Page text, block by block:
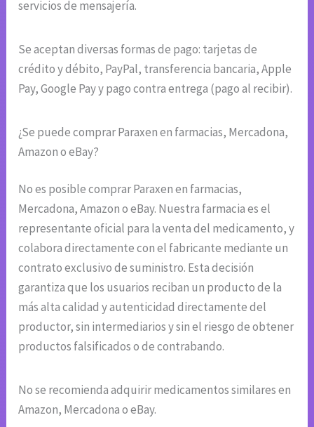
servicios de mensajería.
Se aceptan diversas formas de pago: tarjetas de
crédito y débito, PayPal, transferencia bancaria, Apple
Pay, Google Pay y pago contra entrega (pago al recibir).
¿Se puede comprar Paraxen en farmacias, Mercadona,
Amazon o eBay?
No es posible comprar Paraxen en farmacias,
Mercadona, Amazon o eBay. Nuestra farmacia es el
representante oficial para la venta del medicamento, y
colabora directamente con el fabricante mediante un
contrato exclusivo de suministro. Esta decisión
garantiza que los usuarios reciban un producto de la
más alta calidad y autenticidad directamente del
productor, sin intermediarios y sin el riesgo de obtener
productos falsificados o de contrabando.
No se recomienda adquirir medicamentos similares en
Amazon, Mercadona o eBay.